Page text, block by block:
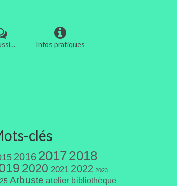
Infos pratiques
clés
2016 20172018
2020 2021 2022 2023
Arbuste atelier bibliothèque